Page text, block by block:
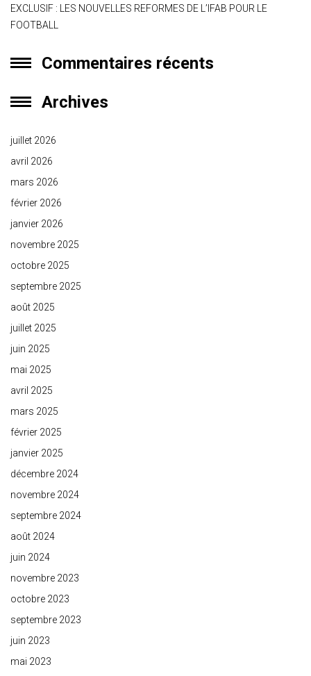
EXCLUSIF : LES NOUVELLES REFORMES DE L’IFAB POUR LE
FOOTBALL
Commentaires récents
Archives
juillet 2026
avril 2026
mars 2026
février 2026
janvier 2026
novembre 2025
octobre 2025
septembre 2025
août 2025
juillet 2025
juin 2025
mai 2025
avril 2025
mars 2025
février 2025
janvier 2025
décembre 2024
novembre 2024
septembre 2024
août 2024
juin 2024
novembre 2023
octobre 2023
septembre 2023
juin 2023
mai 2023